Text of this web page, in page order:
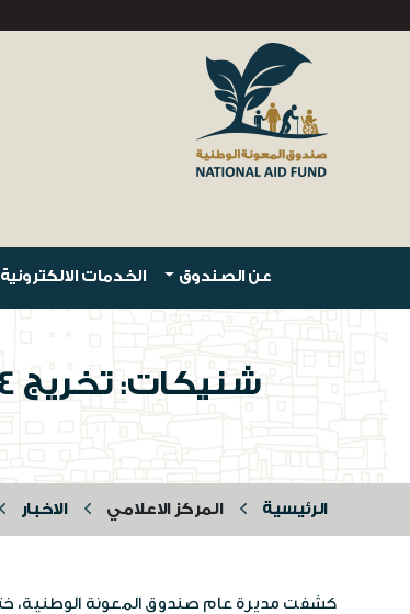
عن الصندوق الخدمات الالكترونية
شنيكات: تخريج 644 أسرة من مظلة المعونة بعد اتحاق أفرادها بسوق العمل
الرئيسية المركز الاعلامي الاخبار